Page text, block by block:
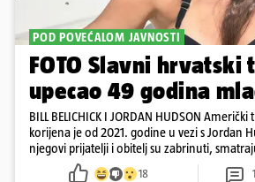
POD POVEĆALOM JAVNOSTI
FOTO Slavni hrvatski
upecao 49 godina
BILL BELICHICK I JORDAN HUDSON
korijena je od 2021. godine u vezi s Jordan
njegovi prijatelji i obitelj su zabrinuti,
kontrolira
18